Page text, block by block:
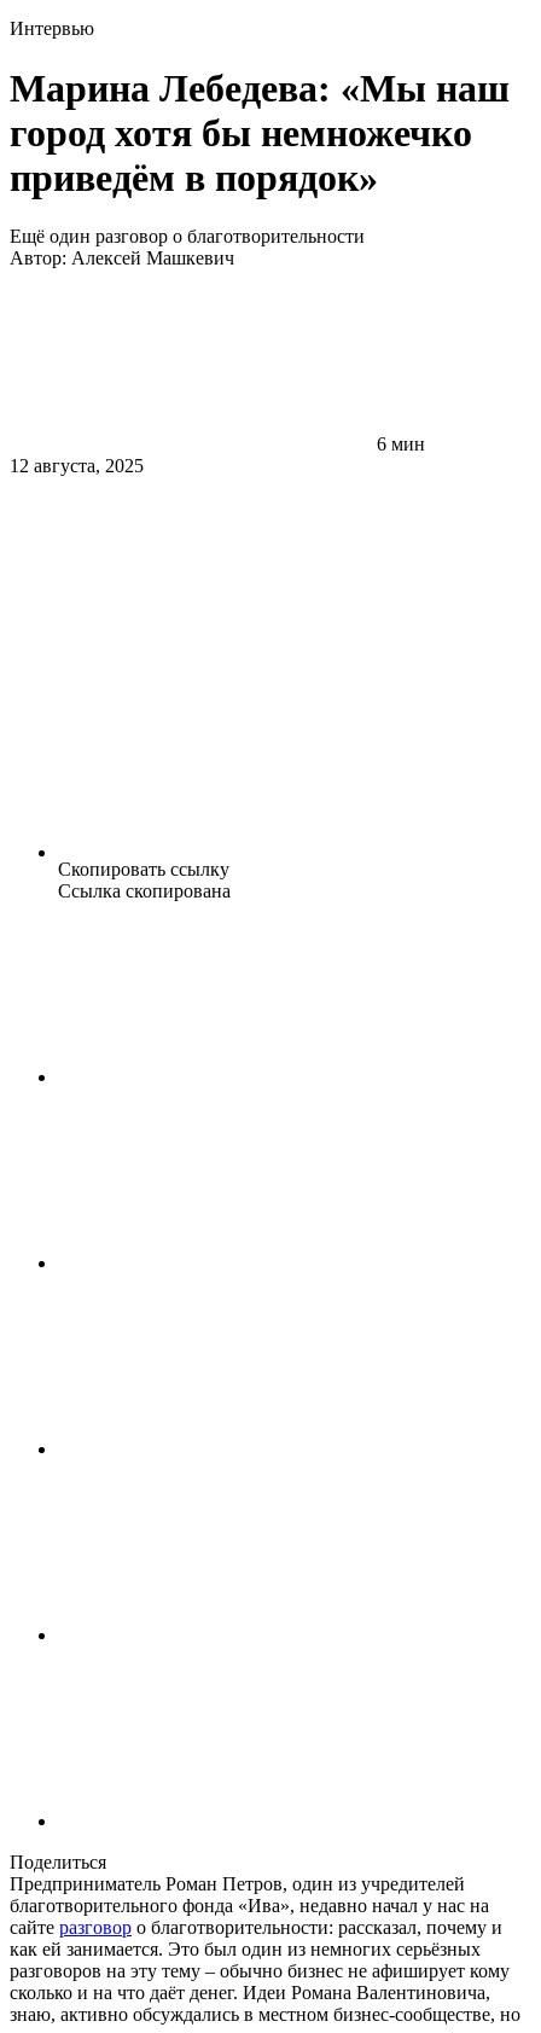
Интервью
Марина Лебедева: «Мы наш
город хотя бы немножечко
приведём в порядок»
Ещё один разговор о благотворительности
Автор: Алексей Машкевич
6 мин
12 августа, 2025
Скопировать ссылку
Ссылка скопирована
Поделиться
Предприниматель Роман Петров, один из учредителей
благотворительного фонда «Ива», недавно начал у нас на
сайте разговор о благотворительности: рассказал, почему и
как ей занимается. Это был один из немногих серьёзных
разговоров на эту тему – обычно бизнес не афиширует кому
сколько и на что даёт денег. Идеи Романа Валентиновича,
знаю, активно обсуждались в местном бизнес-сообществе, но